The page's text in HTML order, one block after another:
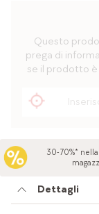
Questo
prega di
se il prodotto
30-70%*
Dettagli